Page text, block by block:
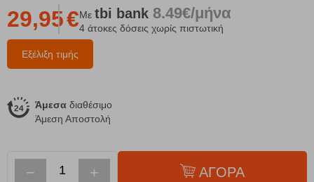
Εξέλιξη τιμής
29,95€Με tbi bank 8.49€/μήνα
4 άτοκες δόσεις χωρίς πιστωτική
Άμεσα διαθέσιμο
Άμεση Αποστολή
− + ΑΓΟΡΑ